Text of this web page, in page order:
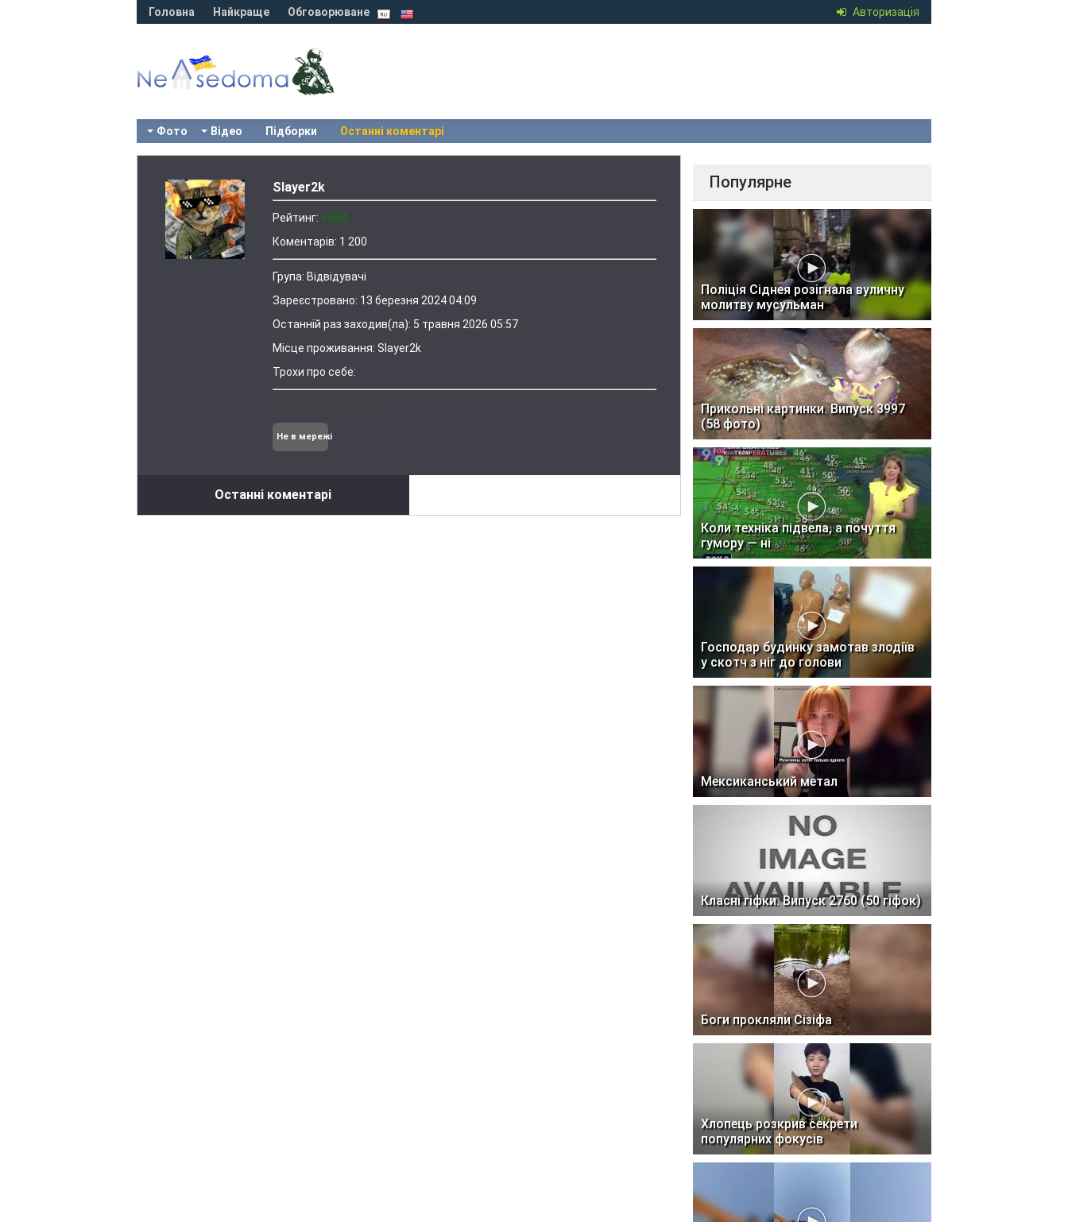
Авторизація
Головна Найкраще Обговорюване
Фото Відео Підборки Останні коментарі
Slayer2k
Рейтинг: +664
Коментарів: 1 200
Група: Відвідувачі
Зареєстровано: 13 березня 2024 04:09
Останній раз заходив(ла): 5 травня 2026 05:57
Місце проживання: Slayer2k
Трохи про себе:
Не в мережі
Останні коментарі
Популярне
Поліція Сіднея розігнала вуличну
молитву мусульман
Прикольні картинки. Випуск 3997
(58 фото)
Коли техніка підвела, а почуття
гумору — ні
Господар будинку замотав злодіїв
у скотч з ніг до голови
Мексиканський метал
Класні гіфки. Випуск 2760 (50 гіфок)
Боги прокляли Сізіфа
Хлопець розкрив секрети
популярних фокусів